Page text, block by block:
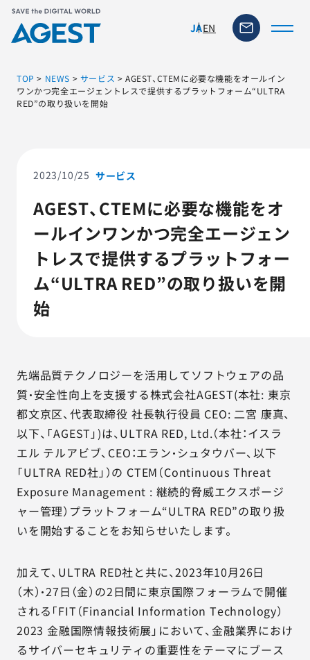
JAEN
TFACT (AIテストツール)
ニュース
AGESTの強み
事例紹介
品質コラム
会社情報
サービス詳細資料 見積・お問い合わせ
03-6865-4864
（平日9:30〜18:00）
※その他のご連絡は03-5333-1246
TOP > NEWS > サービス >AGEST、CTEMに必要な機能をオールイン
ワンかつ完全エージェントレスで提供するプラットフォーム“ULTRA
RED”の取り扱いを開始
2023/10/25 サービス
AGEST、CTEMに必要な機能をオ
ールインワンかつ完全エージェン
トレスで提供するプラットフォー
ム“ULTRA RED”の取り扱いを開
始
先端品質テクノロジーを活用してソフトウェアの品
質・安全性向上を支援する株式会社AGEST(本社: 東京
都文京区、代表取締役 社長執行役員 CEO: 二宮 康真、
以下、「AGEST」)は、ULTRA RED, Ltd.（本社：イスラ
エル テルアビブ、CEO：エラン・シュタウバー、以下
「ULTRA RED社」）の CTEM（Continuous Threat
Exposure Management : 継続的脅威エクスポージ
ャー管理）プラットフォーム“ULTRA RED”の取り扱
いを開始することをお知らせいたします。
加えて、ULTRA RED社と共に、2023年10月26日
（木）・27日（金）の2日間に東京国際フォーラムで開催
される「FIT（Financial Information Technology）
2023 金融国際情報技術展」において、金融業界におけ
るサイバーセキュリティの重要性をテーマにブース